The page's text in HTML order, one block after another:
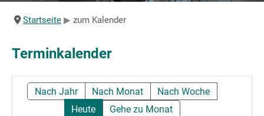
Angebote
Sportpark
Startseite zum Kalender
Terminkalender
Nach Jahr Nach Monat
Nach Woche
Heute
Gehe zu Monat